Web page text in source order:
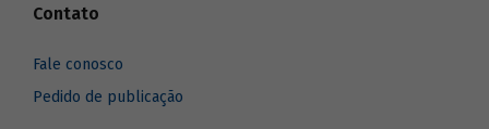
Contato
Fale conosco
Pedido de publicação